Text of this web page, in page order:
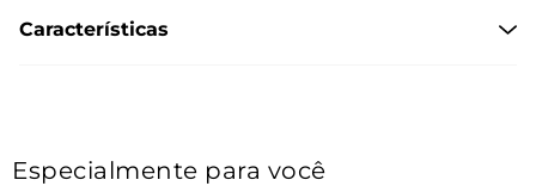
Características
Especialmente para você